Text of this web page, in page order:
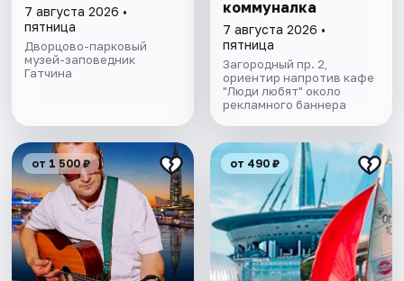
7 августа 2026 •
пятница
Дворцово-парковый
музей-заповедник
Гатчина
коммуналка
7 августа 2026 •
пятница
Загородный пр. 2,
ориентир напротив кафе
"Люди любят" около
рекламного баннера
от 1 500 ₽ от 490 ₽